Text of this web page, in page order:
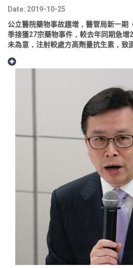
Date: 2019-10-25
公立醫院藥物事故趨增，醫管局新一期
季接獲27宗藥物事件，較去年同期急增
未為意，注射較處方高劑量抗生素，致